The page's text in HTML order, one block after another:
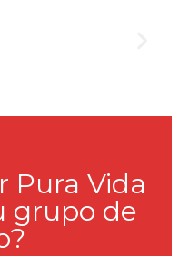
Pura Vida
grupo de